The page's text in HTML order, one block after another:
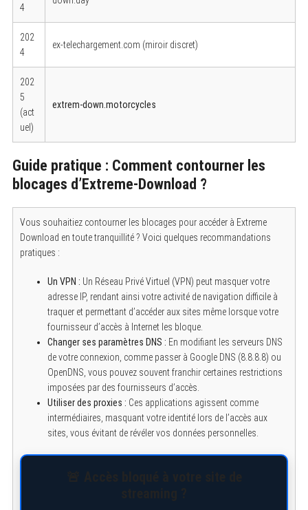
4
202
4
ex-telechargement.com (miroir discret)
202
5
(act
uel)
extrem-down.motorcycles
Guide pratique : Comment contourner les
blocages d’Extreme-Download ?
Vous souhaitiez contourner les blocages pour accéder à Extreme
Download en toute tranquillité ? Voici quelques recommandations
pratiques :
Un VPN : Un Réseau Privé Virtuel (VPN) peut masquer votre
adresse IP, rendant ainsi votre activité de navigation difficile à
traquer et permettant d’accéder aux sites même lorsque votre
fournisseur d’accès à Internet les bloque.
Changer ses paramètres DNS : En modifiant les serveurs DNS
de votre connexion, comme passer à Google DNS (8.8.8.8) ou
OpenDNS, vous pouvez souvent franchir certaines restrictions
imposées par des fournisseurs d’accès.
Utiliser des proxies : Ces applications agissent comme
intermédiaires, masquant votre identité lors de l’accès aux
sites, vous évitant de révéler vos données personnelles.